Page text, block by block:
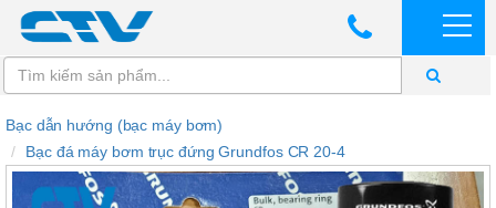
Bạc dẫn hướng (bạc máy bơm)
Bạc đá máy bơm trục đứng Grundfos CR 20-4